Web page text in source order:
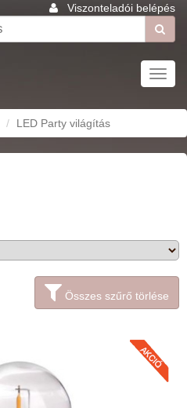
Viszonteladói belépés
LED Party világítás
Összes szűrő törlése